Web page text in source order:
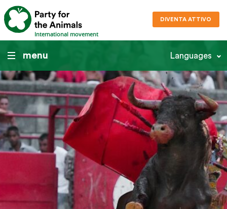
International movement
DIVENTA ATTIVO
menu Languages